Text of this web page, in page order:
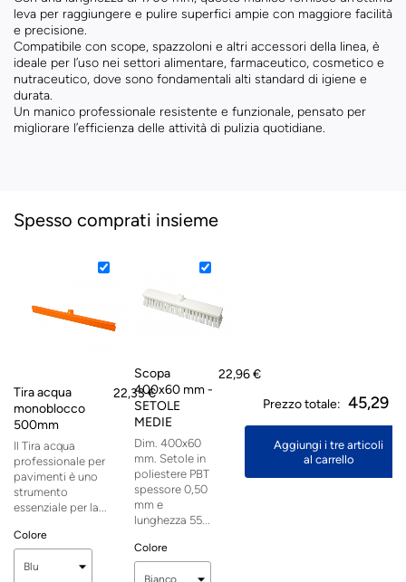
leva per raggiungere e pulire superfici ampie con maggiore facilità
e precisione.
Compatibile con scope, spazzoloni e altri accessori della linea, è
ideale per l’uso nei settori alimentare, farmaceutico, cosmetico e
nutraceutico, dove sono fondamentali alti standard di igiene e
durata.
Un manico professionale resistente e funzionale, pensato per
migliorare l’efficienza delle attività di pulizia quotidiane.
Spesso comprati insieme
Tira acqua
monoblocco
500mm
Il Tira acqua
professionale per
pavimenti è uno
strumento
essenziale per la...
22,33 €
Colore
Scopa
400x60 mm -
SETOLE
MEDIE
Dim. 400x60
mm. Setole in
poliestere PBT
spessore 0,50
mm e
lunghezza 55...
22,96 €
Colore
Prezzo totale: 45,29 €
Aggiungi i tre articoli
al carrello